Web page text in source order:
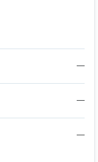
—
—
—